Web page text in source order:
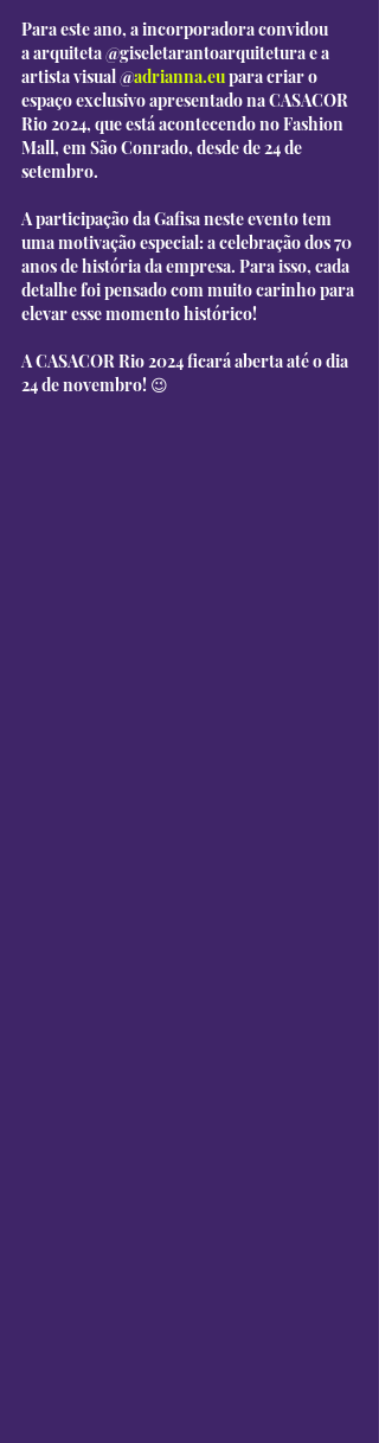
Para este ano, a incorporadora convidou
a arquiteta @giseletarantoarquitetura e a
artista visual @adrianna.eu para criar o
espaço exclusivo apresentado na CASACOR
Rio 2024, que está acontecendo no Fashion
Mall, em São Conrado, desde de 24 de
setembro.
A participação da Gafisa neste evento tem
uma motivação especial: a celebração dos 70
anos de história da empresa. Para isso, cada
detalhe foi pensado com muito carinho para
elevar esse momento histórico!
A CASACOR Rio 2024 ficará aberta até o dia
24 de novembro! 😉